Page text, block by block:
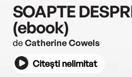
SOAPTE
(ebook)
deCatherine Cowels
Citești nelimitat